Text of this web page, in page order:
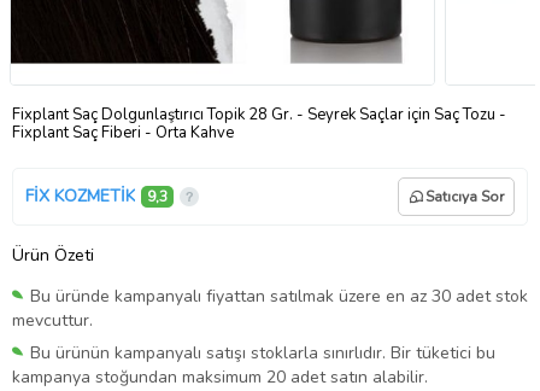
Fixplant Saç Dolgunlaştırıcı Topik 28 Gr. - Seyrek Saçlar için Saç Tozu -
Fixplant Saç Fiberi - Orta Kahve
FİX KOZMETİK 9,3 Satıcıya Sor
Ürün Özeti
Bu üründe kampanyalı fiyattan satılmak üzere en az 30 adet stok
mevcuttur.
Bu ürünün kampanyalı satışı stoklarla sınırlıdır. Bir tüketici bu
kampanya stoğundan maksimum 20 adet satın alabilir.